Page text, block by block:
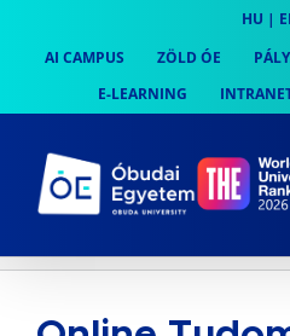
content
HU |
AI CAMPUS
ZÖLD ÓE
E-LEARNING